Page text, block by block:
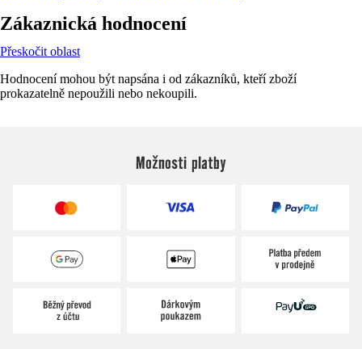
Zákaznická hodnocení
Přeskočit oblast
Hodnocení mohou být napsána i od zákazníků, kteří zboží
prokazatelně nepoužili nebo nekoupili.
Možnosti platby